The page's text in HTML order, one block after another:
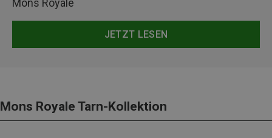
Mons Royale
JETZT LESEN
Mons Royale Tarn-Kollektion